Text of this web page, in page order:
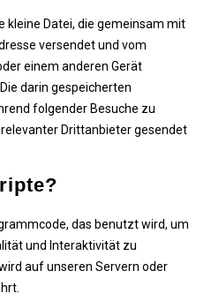
kleine Datei, die gemeinsam mit
versendet und vom
einem anderen Gerät
darin gespeicherten
folgender Besuche zu
Drittanbieter gesendet
das benutzt wird, um
und Interaktivität zu
auf unseren Servern oder